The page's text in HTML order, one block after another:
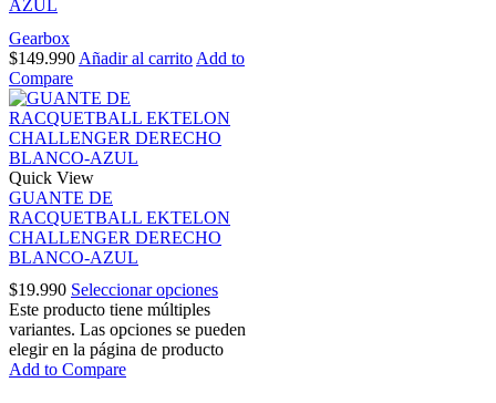
AZUL
Gearbox
$149.990 Añadir al carrito Add to
Compare
Quick View
GUANTE DE
RACQUETBALL EKTELON
CHALLENGER DERECHO
BLANCO-AZUL
$19.990 Seleccionar opciones
Este producto tiene múltiples
variantes. Las opciones se pueden
elegir en la página de producto
Add to Compare